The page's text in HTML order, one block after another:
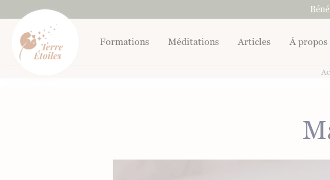
au
contenu
Formations Méditations Articles À propos